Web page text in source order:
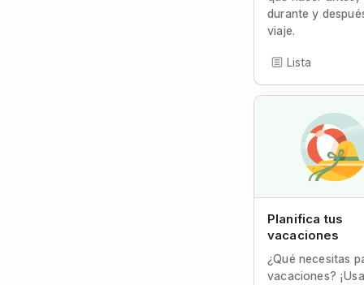
durante y
viaje.
Lista
Planifica tus
vacaciones
¿Qué necesitas
vacaciones?